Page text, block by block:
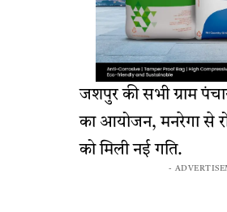
जशपुर की सभी ग्राम
का आयोजन, मनरेगा से
को मिली नई गति.
-